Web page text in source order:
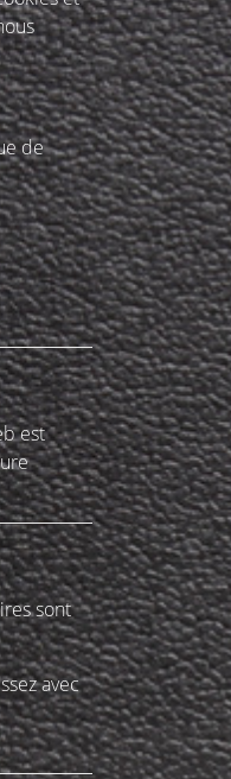
de
est
sont
avec